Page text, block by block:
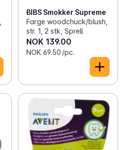
BIBS Smokker Supreme
Farge woodchuck/blush,
str. 1, 2 stk, Sprell
NOK 139.00
NOK 69.50 /pc.